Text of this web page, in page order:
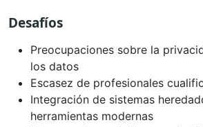
Desafíos
Preocupaciones sobre la
los datos
Escasez de profesionales
Integración de sistemas
herramientas modernas